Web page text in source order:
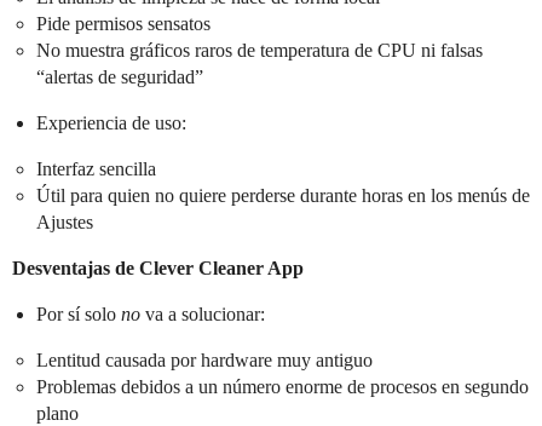
Pide permisos sensatos
No muestra gráficos raros de temperatura de CPU ni falsas
“alertas de seguridad”
Experiencia de uso:
Interfaz sencilla
Útil para quien no quiere perderse durante horas en los menús de
Ajustes
Desventajas de Clever Cleaner App
Por sí solo no va a solucionar:
Lentitud causada por hardware muy antiguo
Problemas debidos a un número enorme de procesos en segundo
plano